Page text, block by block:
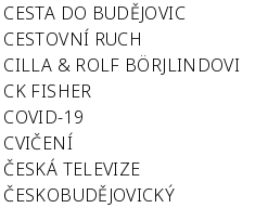
CESTA DO BUDĚJOVIC
CESTOVNÍ RUCH
CILLA & ROLF BÖRJLINDOVI
CK FISHER
COVID-19
CVIČENÍ
ČESKÁ TELEVIZE
ČESKOBUDĚJOVICKÝ